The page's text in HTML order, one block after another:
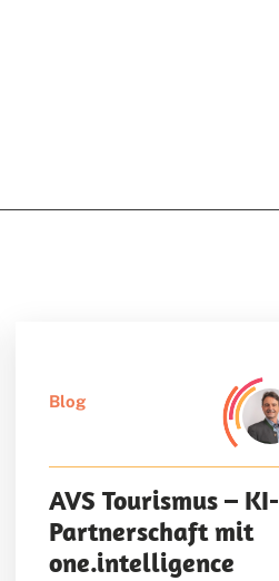
Blog
AVS Tourismus – KI-
Partnerschaft mit
one.intelligence